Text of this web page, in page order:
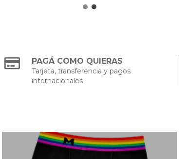
PAGÁ COMO QUIERAS
Tarjeta, transferencia y pagos
internacionales